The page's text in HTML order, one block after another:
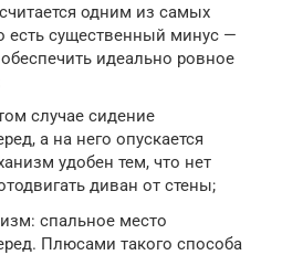
одним из самых
есть существенный минус —
идеально ровное
случае сидение
а на него опускается
удобен тем, что нет
диван от стены;
спальное место
Плюсами такого способа